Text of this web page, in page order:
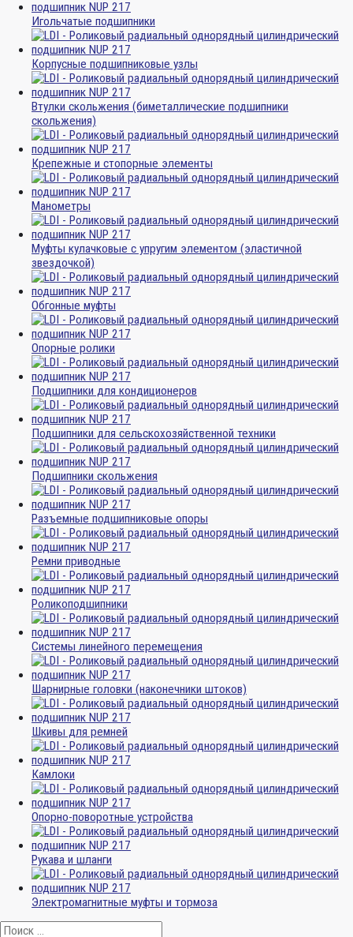
Игольчатые подшипники
Корпусные подшипниковые узлы
Втулки скольжения (биметаллические подшипники
скольжения)
Крепежные и стопорные элементы
Манометры
Муфты кулачковые с упругим элементом (эластичной
звездочкой)
Обгонные муфты
Опорные ролики
Подшипники для кондиционеров
Подшипники для сельскохозяйственной техники
Подшипники скольжения
Разъемные подшипниковые опоры
Ремни приводные
Роликоподшипники
Системы линейного перемещения
Шарнирные головки (наконечники штоков)
Шкивы для ремней
Камлоки
Опорно-поворотные устройства
Рукава и шланги
Электромагнитные муфты и тормоза